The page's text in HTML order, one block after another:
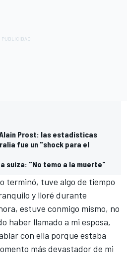
Prost: las estadísticas
fue un "shock para el
suiza: "No temo a la muerte"
terminó, tuve algo de tiempo
y lloré durante
estuve conmigo mismo, no
haber llamado a mi esposa,
con ella porque estaba
más devastador de mi